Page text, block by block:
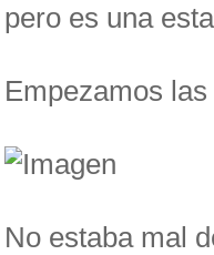
pero es una
Empezamos
No estaba mal